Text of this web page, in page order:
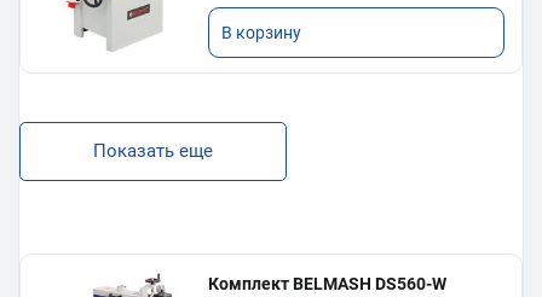
В корзину
Показать еще
Комплект BELMASH DS560-W